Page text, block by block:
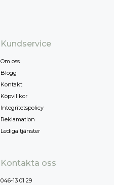
Kundservice
Om oss
Blogg
Kontakt
Köpvillkor
Integritetspolicy
Reklamation
Lediga tjänster
Kontakta oss
046-13 01 29